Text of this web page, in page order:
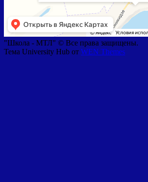
"Школа - МТЛ" © Все права защищены.
Тема University Hub от WEN Themes